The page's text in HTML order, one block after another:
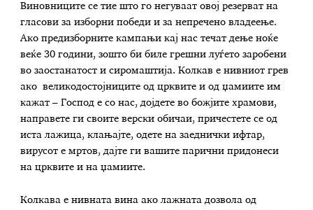
Виновниците се тие што го негуваат овој резерват на
гласови за изборни победи и за непречено владеење.
Ако предизборните кампањи кај нас течат дење ноќе
веќе 30 години, зошто би биле грешни луѓето заробени
во заостанатост и сиромаштија. Колкав е нивниот грев
ако великодостојниците од црквите и од џамиите им
кажат – Господ е со нас, дојдете во божјите храмови,
направете ги своите верски обичаи, причестете се од
иста лажица, клањајте, одете на заеднички ифтар,
вирусот е мртов, дајте ги вашите парични придонеси
на црквите и на џамиите.
Колкава е нивната вина ако лажната дозвола од